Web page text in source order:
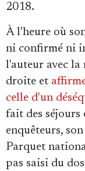
2018.
À l'heure où
ni confirmé ni
l'auteur avec la
droite et
celle d'un
fait des séjours
enquêteurs,
Parquet
pas saisi du